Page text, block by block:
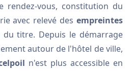
rendez-vous, constitution du
avec relevé des empreintes
titre. Depuis le démarrage
autour de l'hôtel de ville,
n'est plus accessible en